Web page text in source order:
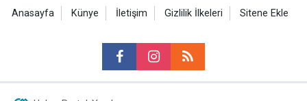
Anasayfa Künye İletişim Gizlilik İlkeleri Sitene Ekle